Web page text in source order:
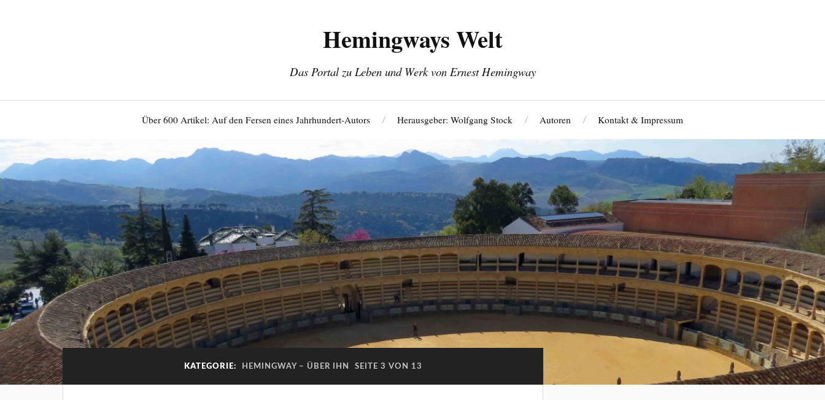
Hemingways Welt
Das Portal zu Leben und Werk von Ernest Hemingway
Über 600 Artikel: Auf den Fersen eines Jahrhundert-Autors Herausgeber: Wolfgang Stock Autoren Kontakt & Impressum
KATEGORIE: HEMINGWAY – ÜBER IHN SEITE 3 VON 13